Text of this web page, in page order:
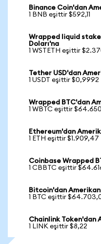
Binance Coin'dan
1 BNB eşittir $592,11
Wrapped liquid
Doları'na
1 WSTETH eşittir
Tether USD'dan
1 USDT eşittir $0,9992
Wrapped BTC'dan
1 WBTC eşittir
Ethereum'dan
1 ETH eşittir $1.909,47
Coinbase Wrapped
1 CBBTC eşittir
Bitcoin'dan Amerikan
1 BTC eşittir
Chainlink Token'dan
1 LINK eşittir $8,22